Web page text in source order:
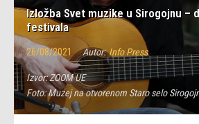
Izložba Svet muzike u Sirogojnu –
festivala
26/08/2021 Autor: Info Press
Izvor:ZOOM UE
Foto:Muzej na otvorenom Staro selo